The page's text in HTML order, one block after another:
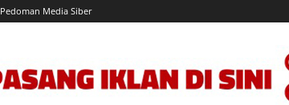
Pedoman Media Siber